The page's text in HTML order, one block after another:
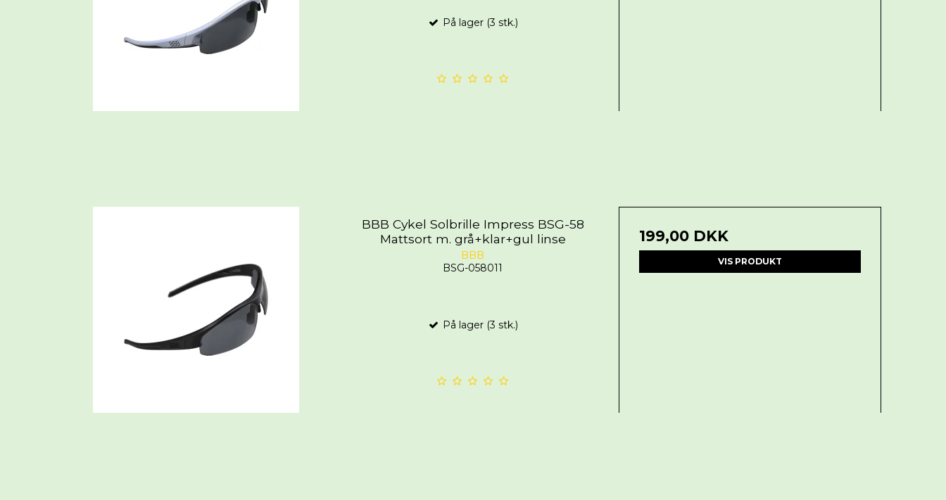
På lager (3 stk.)
BBB Cykel Solbrille Impress BSG-58
Mattsort m. grå+klar+gul linse
BBB
BSG-058011
På lager (3 stk.)
199,00 DKK
VIS PRODUKT